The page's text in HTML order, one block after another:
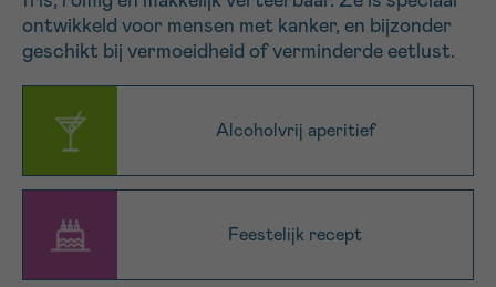
ontwikkeld voor mensen met kanker, en bijzonder
geschikt bij vermoeidheid of verminderde eetlust.
Alcoholvrij aperitief
Feestelijk recept
VOORNAAM
Via ons
contactformulier
Ik wil graag opgebeld worden
Meer weten over Kankerinfo
TERUG
9h-11h
13h-16h
16h-18h
Verder